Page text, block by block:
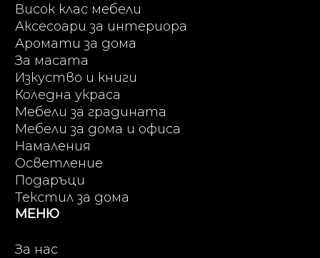
Висок клас мебели
Аксесоари за интериора
Аромати за дома
За масата
Изкуство и книги
Коледна украса
Мебели за градината
Мебели за дома и офиса
Намаления
Осветление
Подаръци
Текстил за дома
МЕНЮ
За нас